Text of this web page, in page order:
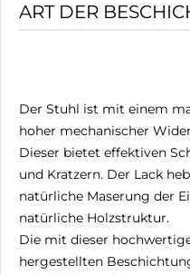
ART DER
Der Stuhl ist mit einem
hoher mechanischer
Dieser bietet effektiven
und Kratzern. Der Lack
natürliche Maserung der
natürliche Holzstruktur.
Die mit dieser
hergestellten